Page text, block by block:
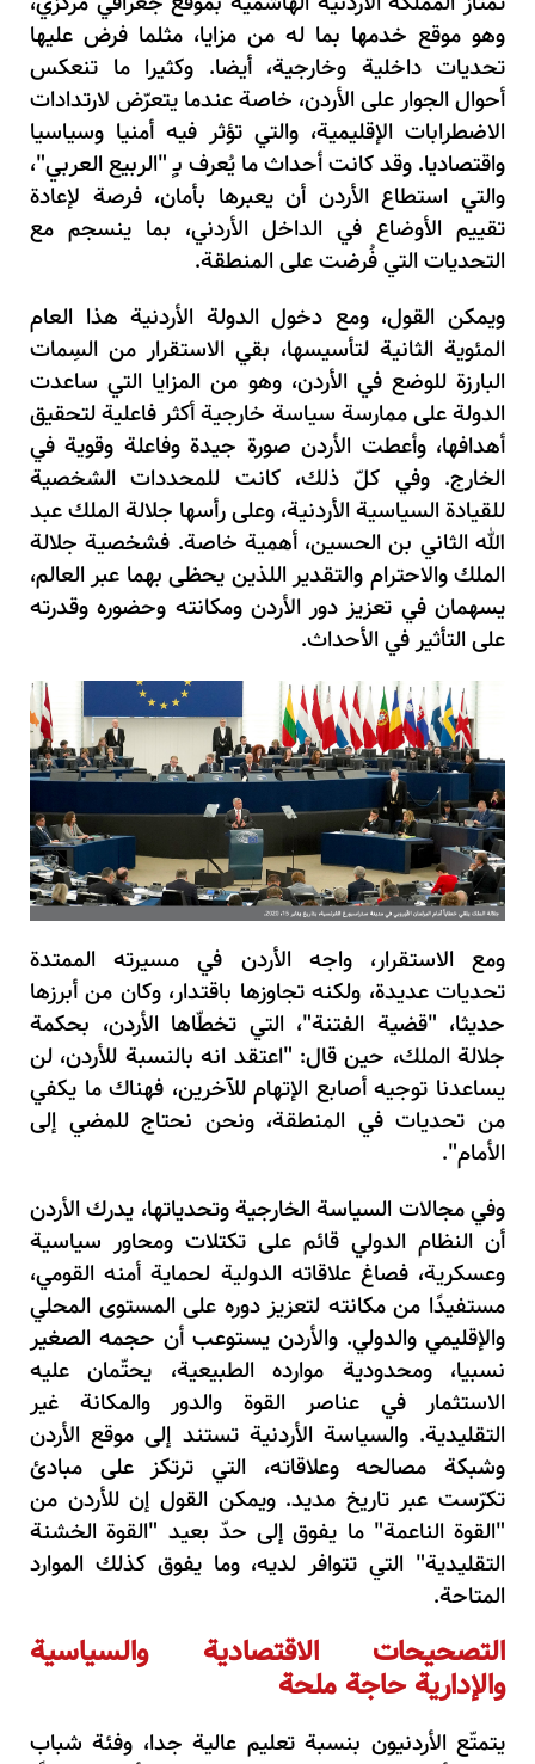
وهو موقع خدمها بما له من مزايا، مثلما فرض عليها
تحديات داخلية وخارجية، أيضا. وكثيرا ما تنعكس
أحوال الجوار على الأردن، خاصة عندما يتعرّض لارتدادات
الاضطرابات الإقليمية، والتي تؤثر فيه أمنيا وسياسيا
واقتصاديا. وقد كانت أحداث ما يُعرف بـٍ "الربيع العربي"،
والتي استطاع الأردن أن يعبرها بأمان، فرصة لإعادة
تقييم الأوضاع في الداخل الأردني، بما ينسجم مع
التحديات التي فُرضت على المنطقة.
ويمكن القول، ومع دخول الدولة الأردنية هذا العام
المئوية الثانية لتأسيسها، بقي الاستقرار من السِمات
البارزة للوضع في الأردن، وهو من المزايا التي ساعدت
الدولة على ممارسة سياسة خارجية أكثر فاعلية لتحقيق
أهدافها، وأعطت الأردن صورة جيدة وفاعلة وقوية في
الخارج. وفي كلّ ذلك، كانت للمحددات الشخصية
للقيادة السياسية الأردنية، وعلى رأسها جلالة الملك عبد
الله الثاني بن الحسين، أهمية خاصة. فشخصية جلالة
الملك والاحترام والتقدير اللذين يحظى بهما عبر العالم،
يسهمان في تعزيز دور الأردن ومكانته وحضوره وقدرته
على التأثير في الأحداث.
ومع الاستقرار، واجه الأردن في مسيرته الممتدة
تحديات عديدة، ولكنه تجاوزها باقتدار، وكان من أبرزها
حديثا، "قضية الفتنة"، التي تخطّاها الأردن، بحكمة
جلالة الملك، حين قال: "اعتقد انه بالنسبة للأردن، لن
يساعدنا توجيه أصابع الإتهام للآخرين، فهناك ما يكفي
من تحديات في المنطقة، ونحن نحتاج للمضي إلى
الأمام".
وفي مجالات السياسة الخارجية وتحدياتها، يدرك الأردن
أن النظام الدولي قائم على تكتلات ومحاور سياسية
وعسكرية، فصاغ علاقاته الدولية لحماية أمنه القومي،
مستفيدًا من مكانته لتعزيز دوره على المستوى المحلي
والإقليمي والدولي. والأردن يستوعب أن حجمه الصغير
نسبيا، ومحدودية موارده الطبيعية، يحتّمان عليه
الاستثمار في عناصر القوة والدور والمكانة غير
التقليدية. والسياسة الأردنية تستند إلى موقع الأردن
وشبكة مصالحه وعلاقاته، التي ترتكز على مبادئ
تكرّست عبر تاريخ مديد. ويمكن القول إن للأردن من
"القوة الناعمة" ما يفوق إلى حدّ بعيد "القوة الخشنة
التقليدية" التي تتوافر لديه، وما يفوق كذلك الموارد
المتاحة.
التصحيحات الاقتصادية والسياسية
والإدارية حاجة ملحة
يتمتّع الأردنيون بنسبة تعليم عالية جدا، وفئة شباب